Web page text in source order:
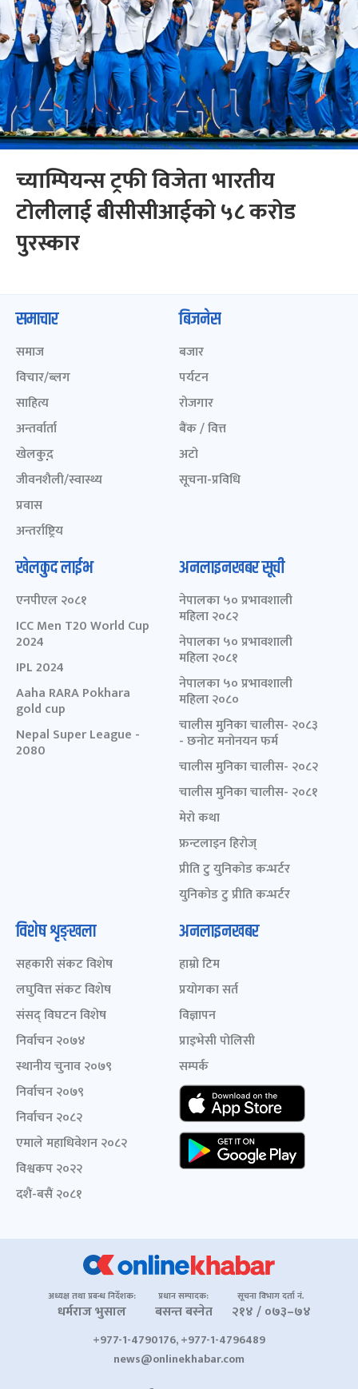
च्याम्पियन्स ट्रफी विजेता भारतीय
टोलीलाई बीसीसीआईको ५८ करोड
पुरस्कार
समाचार
समाज
विचार/ब्लग
साहित्य
अन्तर्वार्ता
खेलकुद़़
जीवनशैली/स्वास्थ्य
प्रवास
अन्तर्राष्ट्रिय
बिजनेस
बजार
पर्यटन
रोजगार
बैंक / वित्त
अटो
सूचना-प्रविधि
खेलकुद लाईभ
एनपीएल २०८१
ICC Men T20 World Cup
2024
IPL 2024
Aaha RARA Pokhara
gold cup
Nepal Super League -
2080
अनलाइनखबर सूची
नेपालका ५० प्रभावशाली
महिला २०८२
नेपालका ५० प्रभावशाली
महिला २०८१
नेपालका ५० प्रभावशाली
महिला २०८०
चालीस मुनिका चालीस- २०८३
- छनोट मनोनयन फर्म
चालीस मुनिका चालीस- २०८२
चालीस मुनिका चालीस- २०८१
मेरो कथा
फ्रन्टलाइन हिरोज्
प्रीति टु युनिकोड कन्भर्टर
युनिकोड टु प्रीति कन्भर्टर
विशेष शृङ्खला
सहकारी संकट विशेष
लघुवित्त संकट विशेष
संसद् विघटन विशेष
निर्वाचन २०७४
स्थानीय चुनाव २०७९
निर्वाचन २०७९
निर्वाचन २०८२
एमाले महाधिवेशन २०८२
विश्वकप २०२२
दशैं-बसैं २०८१
अनलाइनखबर
हाम्रो टिम
प्रयोगका सर्त
विज्ञापन
प्राइभेसी पोलिसी
सम्पर्क
अध्यक्ष तथा प्रबन्ध निर्देशक:
धर्मराज भुसाल
प्रधान सम्पादक:
बसन्त बस्नेत
सूचना विभाग दर्ता नं.
२१४ / ०७३–७४
+977-1-4790176, +977-1-4796489
news@onlinekhabar.com